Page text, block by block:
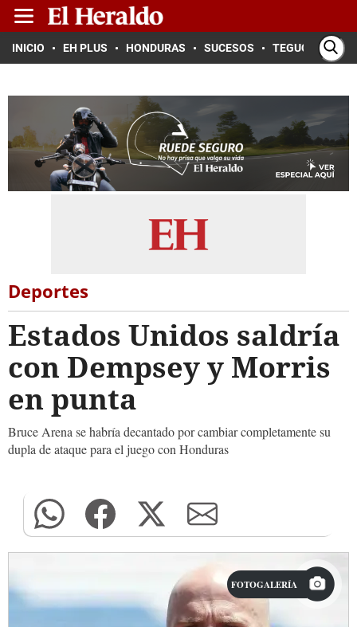
INICIO EH PLUS HONDURAS SUCESOS TEGUCIGALPA
Deportes
Estados Unidos saldría
con Dempsey y Morris
en punta
Bruce Arena se habría decantado por cambiar completamente su
dupla de ataque para el juego con Honduras
FOTOGALERÍA